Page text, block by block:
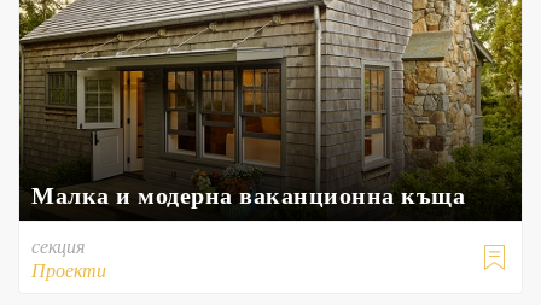
Малка и модерна ваканционна къща

секция
Проекти